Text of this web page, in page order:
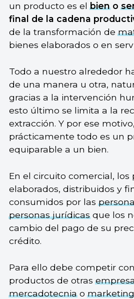
un producto es elbieno
final de la cadena
de la transformación de
bienes elaborados o en
Todo a nuestro alrededor
de una manera u otra,
gracias a la intervención
esto último se limita a la
extracción. Y por ese
prácticamente todo es un
equiparable a un bien.
En el circuito comercial, los
elaborados, distribuidos y
consumidos por las
personas jurídicasque los
cambio del pago de su
crédito.
Para ello debe competir
productos de otras
mercadotecniaomarketing